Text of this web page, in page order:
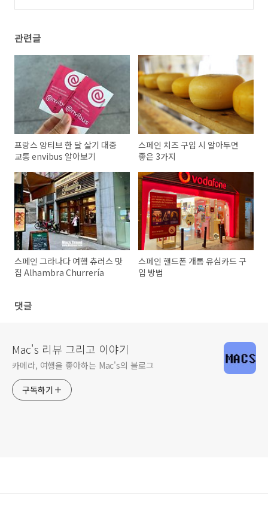
관련글
프랑스 앙티브 한 달 살기 대중
교통 envibus 알아보기
스페인 치즈 구입 시 알아두면
좋은 3가지
스페인 그라나다 여행 츄러스 맛
집 Alhambra Churrería
스페인 핸드폰 개통 유심카드 구
입 방법
댓글
Mac's 리뷰 그리고 이야기
카메라, 여행을 좋아하는 Mac's의 블로그
구독하기